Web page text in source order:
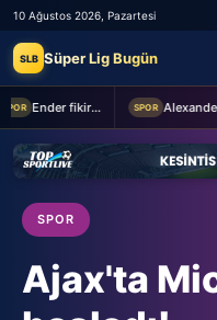
10 Ağustos 2026, Pazartesi
SLB Süper Lig Bugün
Ender fikirler SPOR Alexander
SPOR
Ajax'ta